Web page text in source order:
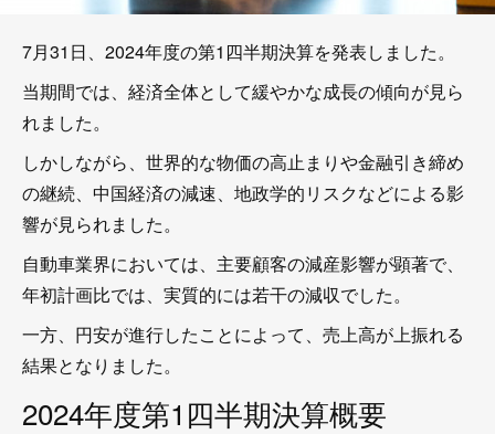
7月31日、2024年度の第1四半期決算を発表しました。
当期間では、経済全体として緩やかな成長の傾向が見ら
れました。
しかしながら、世界的な物価の高止まりや金融引き締め
の継続、中国経済の減速、地政学的リスクなどによる影
響が見られました。
自動車業界においては、主要顧客の減産影響が顕著で、
年初計画比では、実質的には若干の減収でした。
一方、円安が進行したことによって、売上高が上振れる
結果となりました。
2024年度第1四半期決算概要